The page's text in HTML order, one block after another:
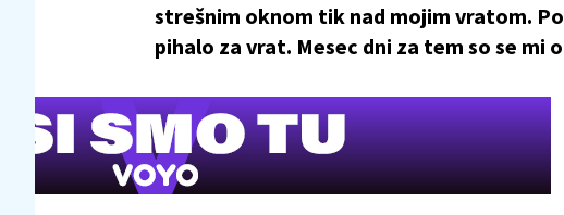
strešnim oknom tik nad mojim vratom.
pihalo za vrat. Mesec dni za tem so se mi